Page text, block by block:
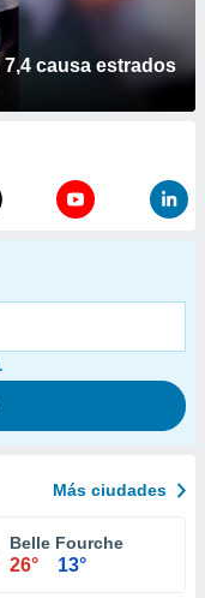
causa estrados
Más ciudades
Belle Fourche
26° 13°